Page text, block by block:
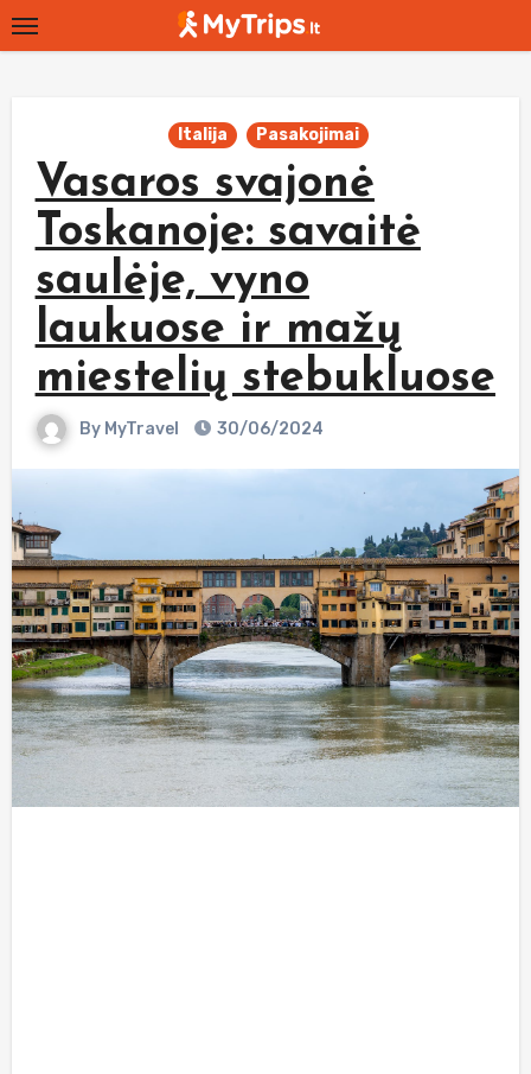
Skip
to
Italija Pasakojimai
Vasaros svajonė
Toskanoje: savaitė
saulėje, vyno
laukuose ir mažų
miestelių stebukluose
By MyTravel 30/06/2024